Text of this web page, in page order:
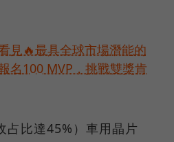
見🔥最具全球市場潛能的
名100 MVP，挑戰雙獎肯
占比達45%）車用晶片